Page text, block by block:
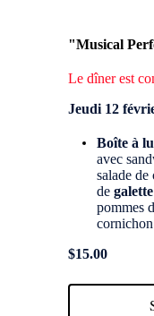
"Musical
Le dîner est
Jeudi 12
Boîte à
avec
salade
de
pommes
cornichon
$15.00